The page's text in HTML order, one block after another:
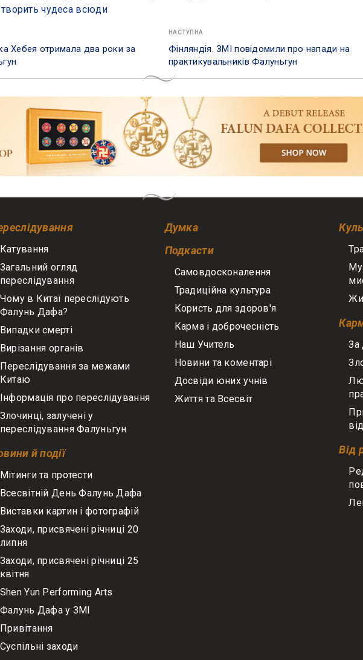
чудеса всюди
Хебея отримала два роки за
НАСТУПНА
Фінляндія. ЗМІ повідомили про напади на
практикувальників Фалуньгун
Катування
Загальний огляд
переслідування
Чому в Китаї переслідують
Фалунь Дафа?
Випадки смерті
Вирізання органів
Переслідування за межами
Китаю
Інформація про переслідування
Злочинці, залучені у
переслідування Фалуньгун
й події
Мітинги та протести
Всесвітній День Фалунь Дафа
Виставки картин і фотографій
Заходи, присвячені річниці 20
липня
Заходи, присвячені річниці 25
квітня
Shen Yun Performing Arts
Фалунь Дафа у ЗМІ
Привітання
Суспільні заходи
Думка
Подкасти
Самовдосконалення
Традиційна культура
Користь для здоров'я
Карма і доброчесність
Наш Учитель
Новини та коментарі
Досвіди юних учнів
Життя та Всесвіт
За
Від